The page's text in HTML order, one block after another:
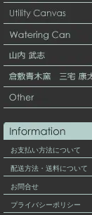
お支払い方法について
配送方法・送料について
お問合せ
プライバシーポリシー